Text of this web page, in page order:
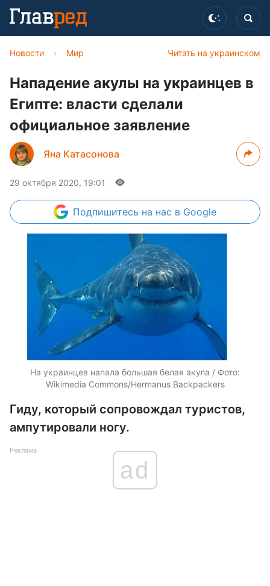
Читать на украинском
Новости › Мир
Нападение акулы на украинцев в
Египте: власти сделали
официальное заявление
Яна Катасонова
29 октября 2020, 19:01
Подпишитесь на нас в Google
На украинцев напала большая белая акула / Фото:
Wikimedia Commons/Hermanus Backpackers
Гиду, который сопровождал туристов,
ампутировали ногу.
Реклама
ad